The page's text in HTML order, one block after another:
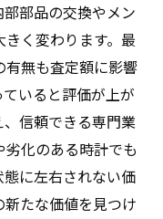
部品の交換やメン
く変わります。最
無も査定額に影響
いると評価が上が
信頼できる専門業
化のある時計でも
に左右されない価
たな価値を見つけ